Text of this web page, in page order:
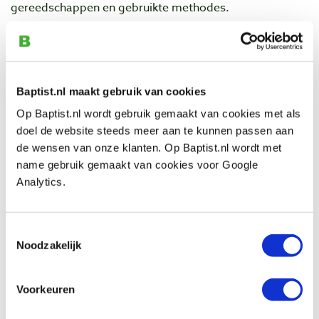
Baptist.nl maakt gebruik van cookies
Op Baptist.nl wordt gebruik gemaakt van cookies met als
doel de website steeds meer aan te kunnen passen aan
de wensen van onze klanten. Op Baptist.nl wordt met
name gebruik gemaakt van cookies voor Google
Analytics.
Noodzakelijk
Voorkeuren
gereedschappen en gebruikte methodes.
De workshops vinden plaats in de cursusruimte van
onze winkel in Arnhem. We werken met groepen van
Deze volledig verzorgde workshops zijn inclusief: hout,
gebruik gereedschappen, koffie/thee en intensieve
begeleiding!
Datum en tijd
- Ochtend workshop zaterdag 5 oktober van 10.00 tot
- Middag workshop zaterdag 5 oktober van 14.00 tot
Afmelden:
Mocht je onverhoopt toch niet kunnen, meld je dan